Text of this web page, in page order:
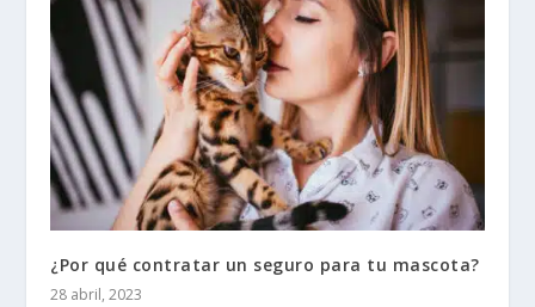
¿Por qué contratar un seguro para tu mascota?
28 abril, 2023